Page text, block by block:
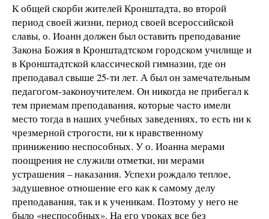
К общей скорби жителей Кронштадта, во второй
период своей жизни, период своей всероссийской
славы, о. Иоанн должен был оставить преподавание
Закона Божия в Кронштадтском городском училище и
в Кронштадтской классической гимназии, где он
преподавал свыше 25-ти лет. А был он замечательным
педагогом-законоучителем. Он никогда не прибегал к
тем приемам преподавания, которые часто имели
место тогда в наших учебных заведениях, то есть ни к
чрезмерной строгости, ни к нравственному
принижению неспособных. У о. Иоанна мерами
поощрения не служили отметки, ни мерами
устрашения – наказания. Успехи рождало теплое,
задушевное отношение его как к самому делу
преподавания, так и к ученикам. Поэтому у него не
было «неспособных». На его уроках все без